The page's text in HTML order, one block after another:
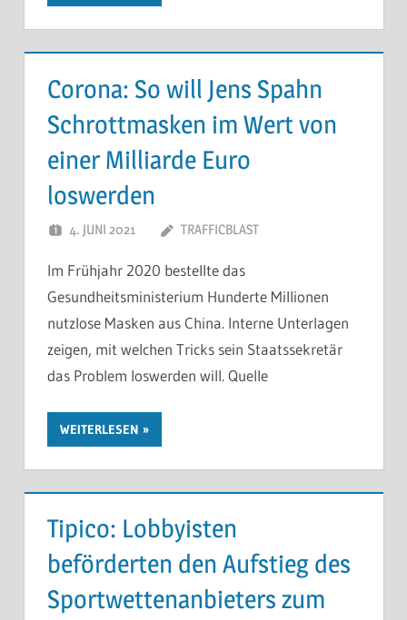
Corona: So will Jens Spahn
Schrottmasken im Wert von
einer Milliarde Euro
loswerden
4. JUNI 2021 TRAFFICBLAST
Im Frühjahr 2020 bestellte das
Gesundheitsministerium Hunderte Millionen
nutzlose Masken aus China. Interne Unterlagen
zeigen, mit welchen Tricks sein Staatssekretär
das Problem loswerden will. Quelle
WEITERLESEN
Tipico: Lobbyisten
beförderten den Aufstieg des
Sportwettenanbieters zum